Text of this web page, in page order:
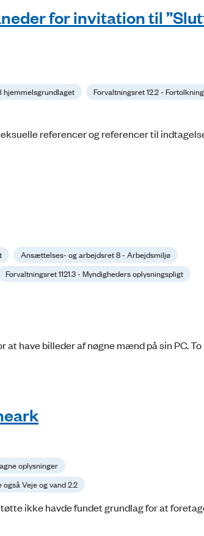
for invitation til
hjemmelsgrundlaget
Forvaltningsret 12.2 - Fortolkning
referencer og referencer til
Ansættelses- og arbejdsret 8 - Arbejdsmiljø
Forvaltningsret 1121.3 - Myndigheders oplysningspligt
have billeder af nøgne mænd på sin PC. To
oplysninger
også Veje og vand 2.2
ikke havde fundet grundlag for at